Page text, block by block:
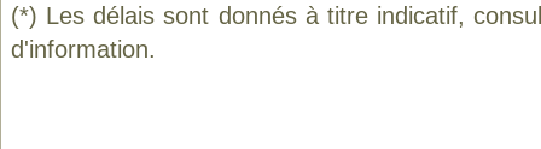
(*) Les délais sont donnés à titre indicatif,
d'information.